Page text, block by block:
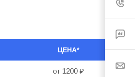
ЦЕНА*
от 1200 ₽